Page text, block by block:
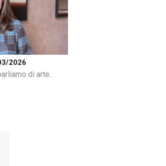
2026
di arte.